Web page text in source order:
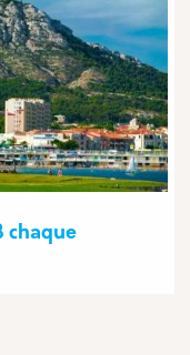
chaque